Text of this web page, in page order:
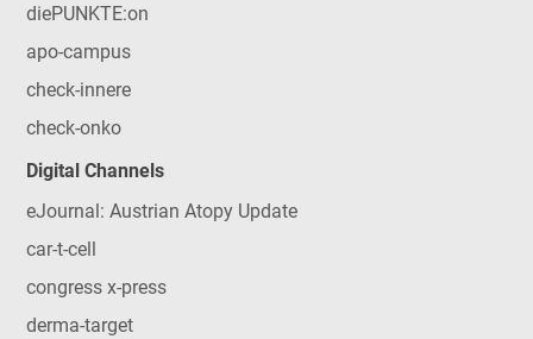
diePUNKTE:on
apo-campus
check-innere
check-onko
Digital Channels
eJournal: Austrian Atopy Update
car-t-cell
congress x-press
derma-target